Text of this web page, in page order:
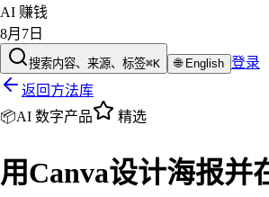
AI 赚钱
8月7日
搜索内容、来源、标签⌘K 🌐 English 登录
返回方法库
📦AI 数字产品 精选
用Canva设计海报并